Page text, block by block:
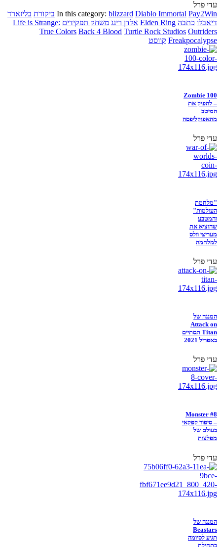
עדי פרל
In this category: blizzard Diablo Immortal Pay2Win ביקורת בליזארד
דיאבלו כתבה Elden Ring אלדן רינג משחק תפקידים Life is Strange:
True Colors Back 4 Blood Turtle Rock Studios Outriders
Freakpocalypse קווסט
Zombie 100
– להפיק את
המיטב
מהאפוקליפסה
עדי פרל
"מלחמת
העולמות"
והמטבע
שהוציא את
מעריצי וולס
למלחמה
עדי פרל
המנגה של
Attack on
Titan תסתיים
באפריל 2021
עדי פרל
Monster #8
– סיפור קפקאי
בעולם של
מפלצות
עדי פרל
המנגה של
Beastars
תגיע לסיומה
בתחילת